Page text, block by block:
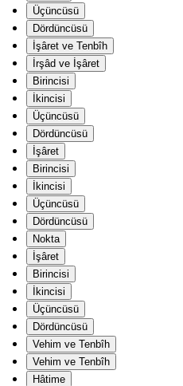
Üçüncüsü
Dördüncüsü
İşâret ve Tenbîh
İrşâd ve İşâret
Birincisi
İkincisi
Üçüncüsü
Dördüncüsü
İşâret
Birincisi
İkincisi
Üçüncüsü
Dördüncüsü
Nokta
İşâret
Birincisi
İkincisi
Üçüncüsü
Dördüncüsü
Vehim ve Tenbîh
Vehim ve Tenbîh
Hâtime